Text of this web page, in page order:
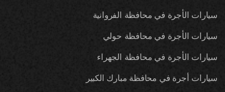
سيارات الأجرة في محافظة الفروانية
سيارات الأجرة في محافظة حولي
سيارات الأجرة في محافظة الجهراء
سيارات أجرة في محافظة مبارك الكبير